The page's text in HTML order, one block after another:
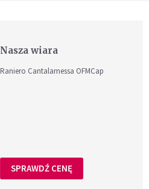
Nasza wiara
Raniero Cantalamessa OFMCap
SPRAWDŹ CENĘ